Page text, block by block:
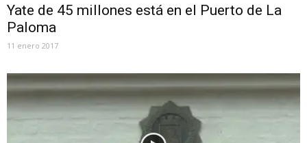
Yate de 45 millones está en el Puerto de La
Paloma
11 enero 2017